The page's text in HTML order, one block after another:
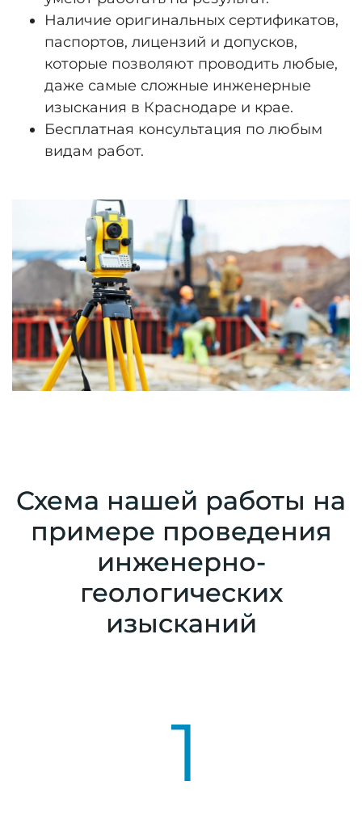
Наличие оригинальных сертификатов,
паспортов, лицензий и допусков,
которые позволяют проводить любые,
даже самые сложные инженерные
изыскания в Краснодаре и крае.
Бесплатная консультация по любым
видам работ.
Схема нашей работы на
примере проведения
инженерно-
геологических
изысканий
1